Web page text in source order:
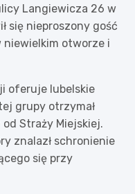
Langiewicza 26 w
się nieproszony gość
niewielkim otworze i
oferuje lubelskie
grupy otrzymał
Straży Miejskiej.
znalazł schronienie
się przy